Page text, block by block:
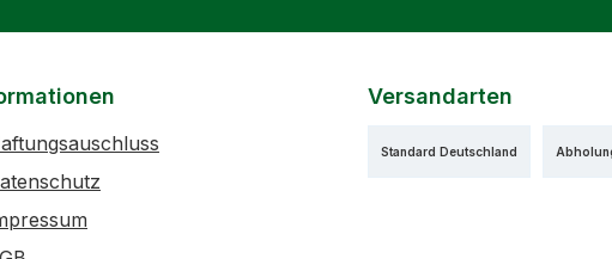
Versandarten
Standard Deutschland